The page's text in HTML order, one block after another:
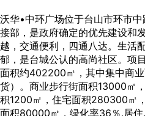
沃华•中环广场位于台山市环市
接部，是政府确定的优先建设和
越，交通便利，四通八达。生活
郁，是台城公认的高尚社区。项
面积约402200㎡，其中集中商
货）。商业步行街面积13000㎡
积1200㎡，住宅面积280300㎡
面积80000㎡，绿化率36％.居